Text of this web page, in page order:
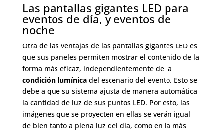
Las pantallas gigantes LED para
eventos de día, y eventos de
noche
Otra de las ventajas de las pantallas gigantes LED es
que sus paneles permiten mostrar el contenido de la
forma más eficaz, independientemente de la
condición lumínicadel escenario del evento. Esto se
debe a que su sistema ajusta de manera automática
la cantidad de luz de sus puntos LED. Por esto, las
imágenes que se proyecten en ellas se verán igual
de bien tanto a plena luz del día, como en la más